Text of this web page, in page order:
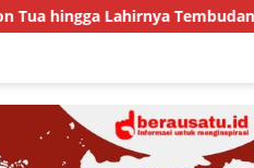
Tembudan, Kisah